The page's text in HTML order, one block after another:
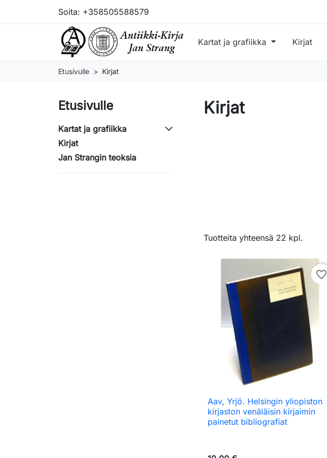
Soita: +358505588579
Kartat ja grafiikka Kirjat
Etusivulle Kirjat
Etusivulle
Kartat ja grafiikka
Kirjat
Jan Strangin teoksia
Kirjat
Tuotteita yhteensä 22 kpl.
favorite_border
 Pikakatselu
Aav, Yrjö. Helsingin yliopiston
kirjaston venäläisin kirjaimin
painetut bibliografiat